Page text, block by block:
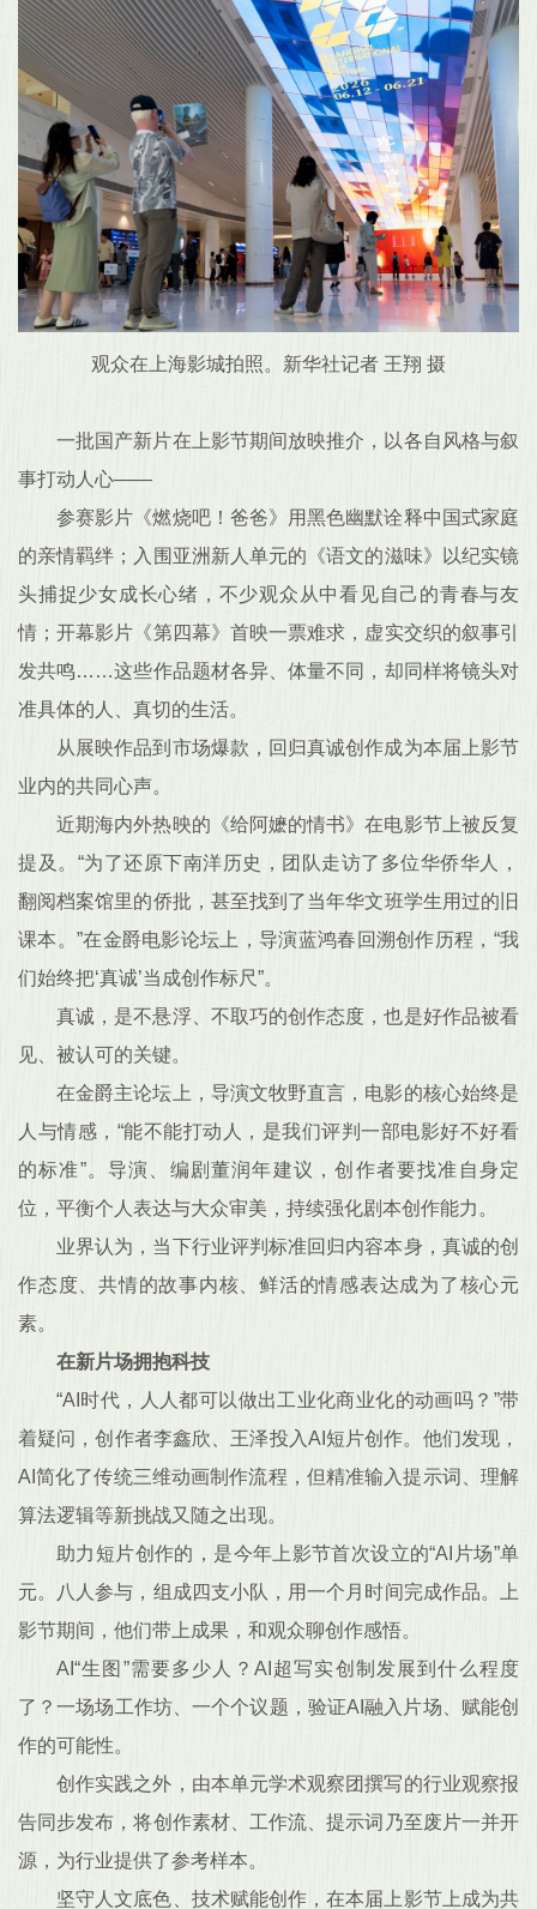
观众在上海影城拍照。新华社记者 王翔 摄
一批国产新片在上影节期间放映推介，以各自风格与叙
事打动人心——
参赛影片《燃烧吧！爸爸》用黑色幽默诠释中国式家庭
的亲情羁绊；入围亚洲新人单元的《语文的滋味》以纪实镜
头捕捉少女成长心绪，不少观众从中看见自己的青春与友
情；开幕影片《第四幕》首映一票难求，虚实交织的叙事引
发共鸣……这些作品题材各异、体量不同，却同样将镜头对
准具体的人、真切的生活。
从展映作品到市场爆款，回归真诚创作成为本届上影节
业内的共同心声。
近期海内外热映的《给阿嬷的情书》在电影节上被反复
提及。“为了还原下南洋历史，团队走访了多位华侨华人，
翻阅档案馆里的侨批，甚至找到了当年华文班学生用过的旧
课本。”在金爵电影论坛上，导演蓝鸿春回溯创作历程，“我
们始终把‘真诚’当成创作标尺”。
真诚，是不悬浮、不取巧的创作态度，也是好作品被看
见、被认可的关键。
在金爵主论坛上，导演文牧野直言，电影的核心始终是
人与情感，“能不能打动人，是我们评判一部电影好不好看
的标准”。导演、编剧董润年建议，创作者要找准自身定
位，平衡个人表达与大众审美，持续强化剧本创作能力。
业界认为，当下行业评判标准回归内容本身，真诚的创
作态度、共情的故事内核、鲜活的情感表达成为了核心元
素。
在新片场拥抱科技
“AI时代，人人都可以做出工业化商业化的动画吗？”带
着疑问，创作者李鑫欣、王泽投入AI短片创作。他们发现，
AI简化了传统三维动画制作流程，但精准输入提示词、理解
算法逻辑等新挑战又随之出现。
助力短片创作的，是今年上影节首次设立的“AI片场”单
元。八人参与，组成四支小队，用一个月时间完成作品。上
影节期间，他们带上成果，和观众聊创作感悟。
AI“生图”需要多少人？AI超写实创制发展到什么程度
了？一场场工作坊、一个个议题，验证AI融入片场、赋能创
作的可能性。
创作实践之外，由本单元学术观察团撰写的行业观察报
告同步发布，将创作素材、工作流、提示词乃至废片一并开
源，为行业提供了参考样本。
坚守人文底色、技术赋能创作，在本届上影节上成为共